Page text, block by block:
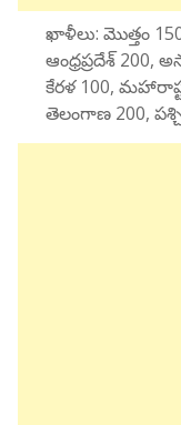
ఖాళీలు: మొత్తం
ఆంధ్రప్రదేశ్ 200,
కేరళ 100,
తెలంగాణ 200,